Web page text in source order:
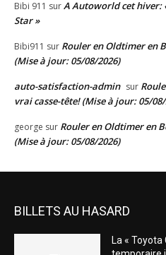
Bibi 911 surA Autoworld cet hiver:
Star »
Bibi911 sur Rouler en Oldtimer en
(Mise à jour: 05/08/2026)
auto-satisfaction-admin sur
vrai casse-tête! (Mise à jour: 05/08/
george sur Rouler en Oldtimer en
(Mise à jour: 05/08/2026)
BILLETS AU HASARD
La «